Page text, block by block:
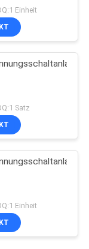
Hz
Einheit
Satz
Einheit